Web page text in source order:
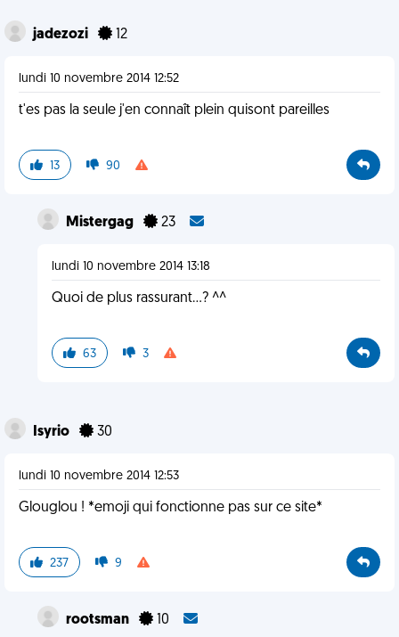
jadezozi 12
lundi 10 novembre 2014 12:52
t'es pas la seule j'en connaît plein quisont pareilles
13 90
Mistergag 23
lundi 10 novembre 2014 13:18
Quoi de plus rassurant...? ^^
63 3
Isyrio 30
lundi 10 novembre 2014 12:53
Glouglou ! *emoji qui fonctionne pas sur ce site*
237 9
rootsman 10